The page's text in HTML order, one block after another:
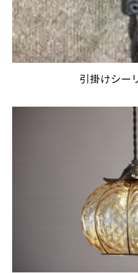
引掛けシー